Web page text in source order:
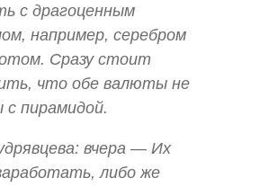
с драгоценным
например, серебром
Сразу стоит
что обе валюты не
с пирамидой.
вчера — Их
либо же